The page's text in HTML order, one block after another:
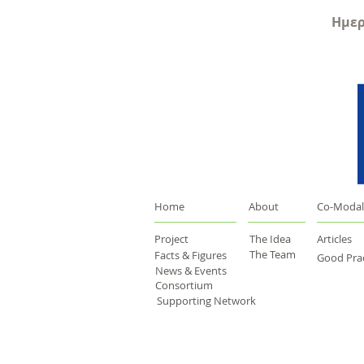
Home
Project
Facts & Figures
News & Events
Consortium
About
The Idea
The Team
Supporting Network
Co-
Articles
Good